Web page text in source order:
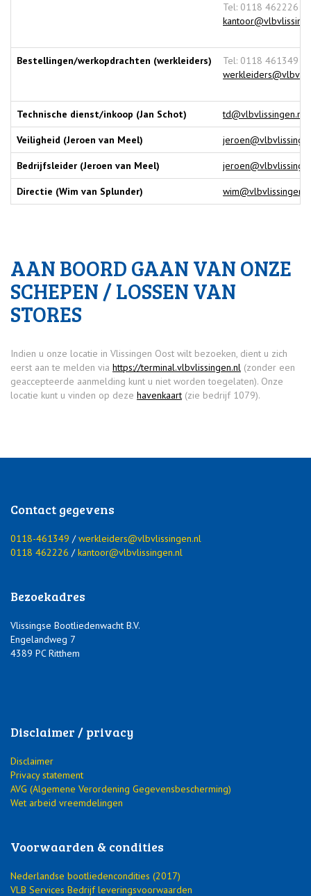
Tel: 0118 462226
Bestellingen/werkopdrachten (werkleiders)
Tel: 0118 461349
Technische dienst/inkoop (Jan Schot) td@vlbvlissingen.nl
Veiligheid (Jeroen van Meel)
Bedrijfsleider (Jeroen van Meel)
Directie (Wim van Splunder)
AAN BOORD GAAN VAN ONZE
SCHEPEN / LOSSEN VAN
STORES
Indien u onze locatie in Vlissingen Oost wilt bezoeken, dient u zich
eerst aan te melden via https://terminal.vlbvlissingen.nl (zonder een
geaccepteerde aanmelding kunt u niet worden toegelaten). Onze
locatie kunt u vinden op deze havenkaart (zie bedrijf 1079).
Contact gegevens
0118-461349 /werkleiders@vlbvlissingen.nl
0118 462226 /kantoor@vlbvlissingen.nl
Bezoekadres
Vlissingse Bootliedenwacht B.V.
Engelandweg 7
4389 PC Ritthem
Disclaimer / privacy
Disclaimer
Privacy statement
AVG (Algemene Verordening Gegevensbescherming)
Wet arbeid vreemdelingen
Voorwaarden & condities
Nederlandse bootliedencondities (2017)
VLB Services Bedrijf leveringsvoorwaarden